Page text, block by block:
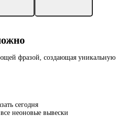
фразой, создающая уникальную
сегодня
неоновые вывески